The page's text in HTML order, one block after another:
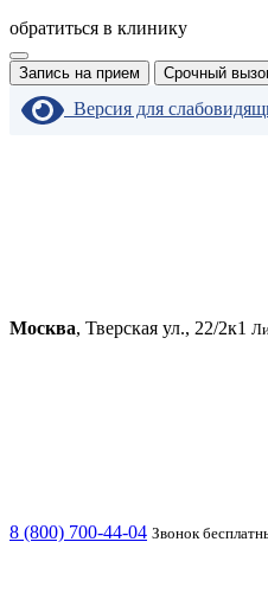
обратиться в клинику
Запись на прием Срочный
Версия для
Москва, Тверская ул., 22/2к1
8 (800) 700-44-04 Звонок